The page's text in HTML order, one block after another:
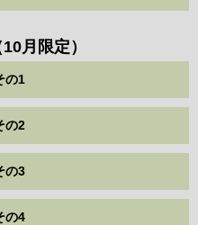
月限定）
の1
の2
の3
の4